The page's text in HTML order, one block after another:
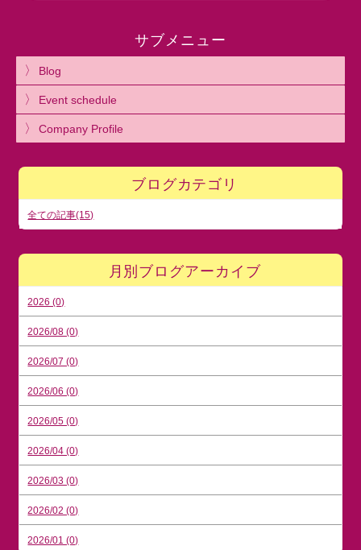
サブメニュー
Blog
Event schedule
Company Profile
ブログカテゴリ
全ての記事(15)
月別ブログアーカイブ
2026 (0)
2026/08 (0)
2026/07 (0)
2026/06 (0)
2026/05 (0)
2026/04 (0)
2026/03 (0)
2026/02 (0)
2026/01 (0)